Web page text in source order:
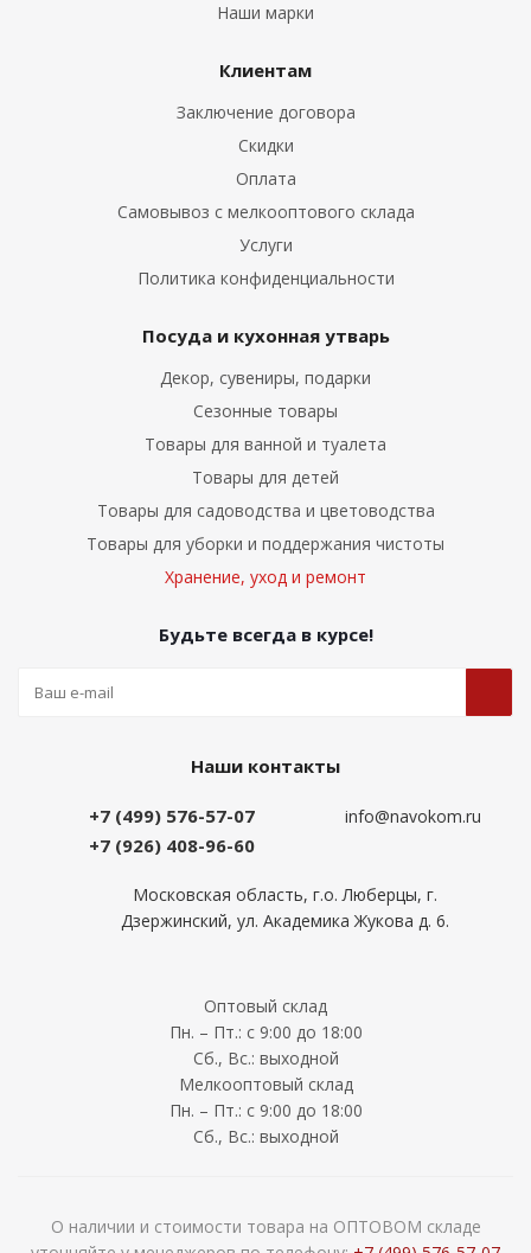
Наши марки
Клиентам
Заключение договора
Скидки
Оплата
Самовывоз с мелкооптового склада
Услуги
Политика конфиденциальности
Посуда и кухонная утварь
Декор, сувениры, подарки
Сезонные товары
Товары для ванной и туалета
Товары для детей
Товары для садоводства и цветоводства
Товары для уборки и поддержания чистоты
Хранение, уход и ремонт
Будьте всегда в курсе!
Наши контакты
+7 (499) 576-57-07
+7 (926) 408-96-60
info@navokom.ru
Московская область, г.о. Люберцы, г.
Дзержинский, ул. Академика Жукова д. 6.
Оптовый склад
Пн. – Пт.: с 9:00 до 18:00
Сб., Вс.: выходной
Мелкооптовый склад
Пн. – Пт.: с 9:00 до 18:00
Сб., Вс.: выходной
О наличии и стоимости товара на ОПТОВОМ складе